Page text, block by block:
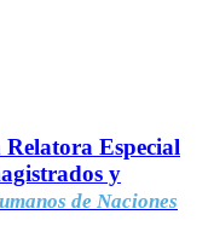
Especial
y
de Naciones